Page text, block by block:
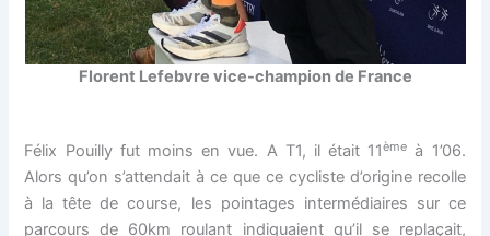
Florent Lefebvre vice-champion de France
Félix Pouilly fut moins en vue. A T1, il était 11ème à 1’06.
Alors qu’on s’attendait à ce que ce cycliste d’origine recolle
à la tête de course, les pointages intermédiaires sur ce
parcours de 60km roulant indiquaient qu’il se replaçait,